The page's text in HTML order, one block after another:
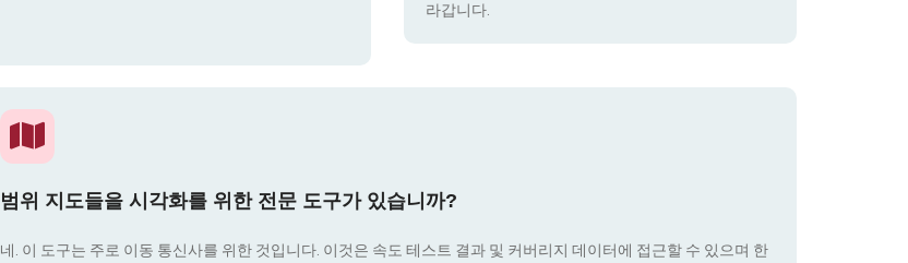
라갑니다.
범위 지도들을 시각화를 위한 전문 도구가 있습니까?
네. 이 도구는 주로 이동 통신사를 위한 것입니다. 이것은 속도 테스트 결과 및 커버리지 데이터에 접근할 수 있으며 한